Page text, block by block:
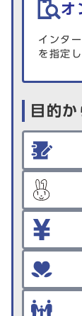
オ
インタ
を指定
目的